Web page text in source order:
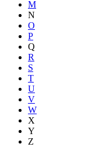
M
N
O
P
Q
R
S
T
U
V
W
X
Y
Z